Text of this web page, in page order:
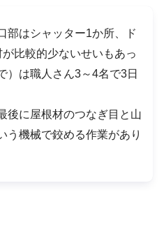
部はシャッター1か所、ド
比較的少ないせいもあっ
）は職人さん3～4名で3日
後に屋根材のつなぎ目と山
う機械で鉸める作業があり